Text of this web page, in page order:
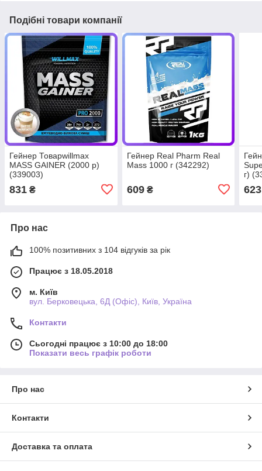
Подібні товари компанії
Гейнер Товарwillmax
MASS GAINER (2000 р)
(339003)
831 ₴
Гейнер Real Pharm Real
Mass 1000 г (342292)
609₴
г)
623
Про нас
100% позитивних з 104 відгуків за рік
Працює з 18.05.2018
м. Київ
вул. Берковецька, 6Д (Офіс), Київ, Україна
Контакти
Сьогодні працює з 10:00 до 18:00
Показати весь графік роботи
Про нас
Контакти
Доставка та оплата